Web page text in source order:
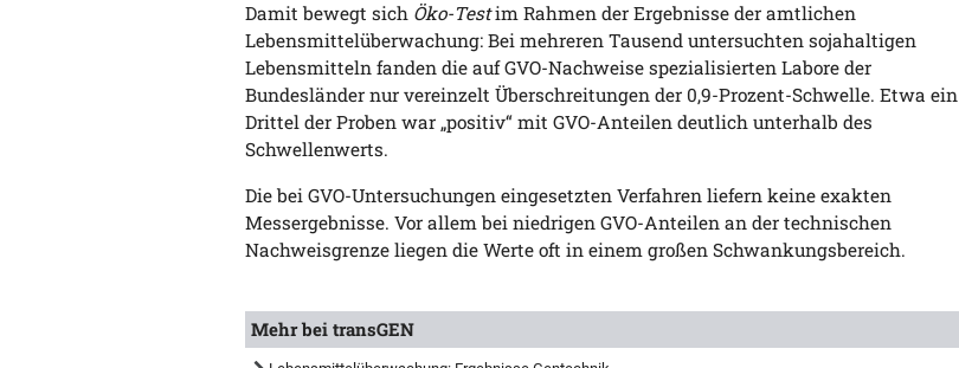
Damit bewegt sich Öko-Testim Rahmen der Ergebnisse der amtlichen
Lebensmittelüberwachung: Bei mehreren Tausend untersuchten sojahaltigen
Lebensmitteln fanden die auf GVO-Nachweise spezialisierten Labore der
Bundesländer nur vereinzelt Überschreitungen der 0,9-Prozent-Schwelle. Etwa ein
Drittel der Proben war „positiv“ mit GVO-Anteilen deutlich unterhalb des
Schwellenwerts.
Die bei GVO-Untersuchungen eingesetzten Verfahren liefern keine exakten
Messergebnisse. Vor allem bei niedrigen GVO-Anteilen an der technischen
Nachweisgrenze liegen die Werte oft in einem großen Schwankungsbereich.
Mehr bei transGEN